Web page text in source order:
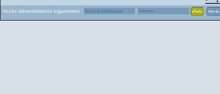
Accès administrations organismes :